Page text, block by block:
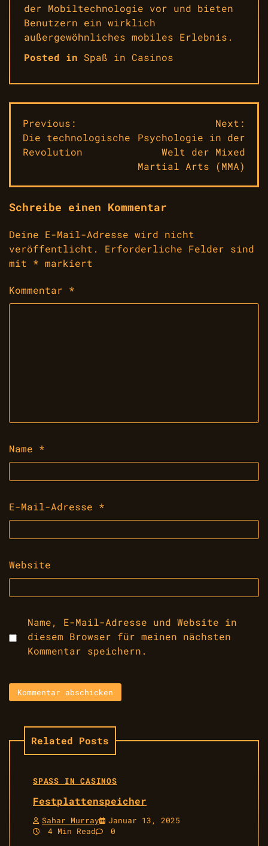
der Mobiltechnologie vor und bieten
Benutzern ein wirklich
außergewöhnliches mobiles Erlebnis.
Posted in Spaß in Casinos
Beitragsnavigation
Previous:
Die technologische
Revolution
Next:
Psychologie in der
Welt der Mixed
Martial Arts (MMA)
Schreibe einen Kommentar
Deine E-Mail-Adresse wird nicht
veröffentlicht.
Erforderliche Felder sind
mit * markiert
Kommentar *
Name *
E-Mail-Adresse *
Website
Name, E-Mail-Adresse und Website in
diesem Browser für meinen nächsten
Kommentar speichern.
Related Posts
SPASS IN CASINOS
Festplattenspeicher
Sahar Murray
Januar 13, 2025
4 Min Read
0